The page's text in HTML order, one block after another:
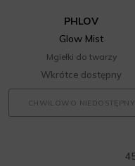
PHLOV
Glow Mist
Mgiełki do twarzy
Wkrótce dostępny
CHWILOWO NIEDOSTĘPNY